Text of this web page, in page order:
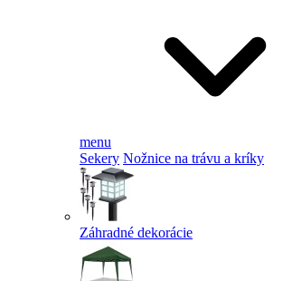
menu
Sekery Nožnice na trávu a kríky
Záhradné dekorácie